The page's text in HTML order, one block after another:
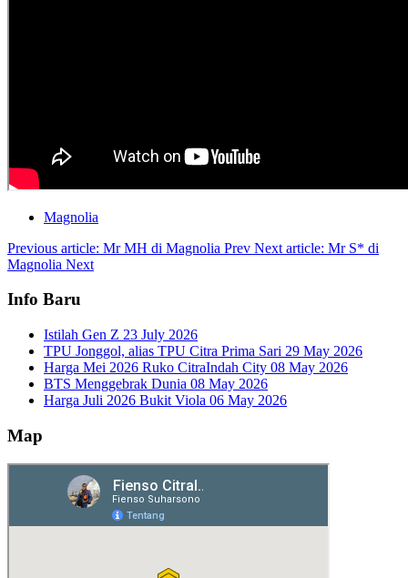
Magnolia
Previous article: Mr MH di Magnolia Prev Next article: Mr S* di
Magnolia Next
Info Baru
Istilah Gen Z 23 July 2026
TPU Jonggol, alias TPU Citra Prima Sari 29 May 2026
Harga Mei 2026 Ruko CitraIndah City 08 May 2026
BTS Menggebrak Dunia 08 May 2026
Harga Juli 2026 Bukit Viola 06 May 2026
Map